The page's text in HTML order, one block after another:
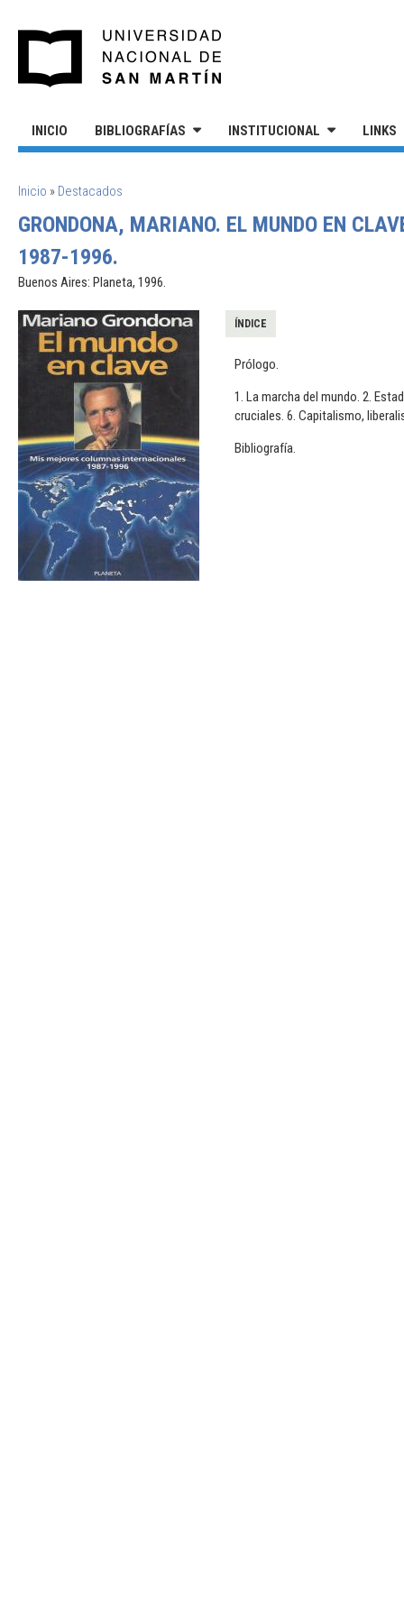
INICIO BIBLIOGRAFÍAS INSTITUCIONAL LINKS
SE ENCUENTRA USTED AQUÍ
Inicio » Destacados
GRONDONA, MARIANO. EL MUNDO EN
1987-1996.
Buenos Aires: Planeta, 1996.
ÍNDICE
Prólogo.
1. La marcha del mundo. 2.
cruciales. 6. Capitalismo,
Bibliografía.